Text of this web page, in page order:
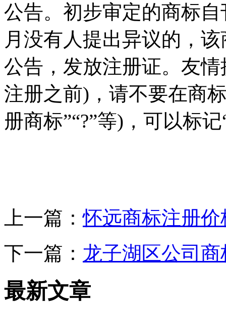
公告。初步审定的商标
月没有人提出异议的，
公告，发放注册证。友
注册之前)，请不要在商
册商标”“?”等)，可以标
上一篇：怀远商标注册
下一篇： 龙子湖区公司
最新文章